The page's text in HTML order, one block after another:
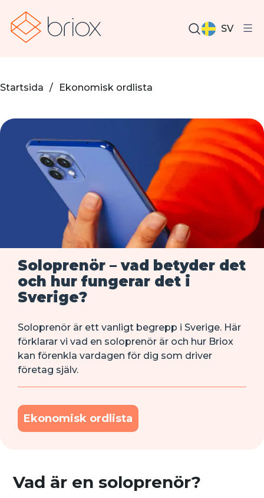
SV
Startsida / Ekonomisk ordlista
Soloprenör – vad betyder det
och hur fungerar det i
Sverige?
Soloprenör är ett vanligt begrepp i Sverige. Här
förklarar vi vad en soloprenör är och hur Briox
kan förenkla vardagen för dig som driver
företag själv.
Ekonomisk ordlista
Vad är en soloprenör?